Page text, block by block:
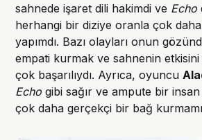
sahnede işaret dili hakimdi ve Echo
herhangi bir diziye oranla çok
yapımdı. Bazı olayları onun
empati kurmak ve sahnenin etkisini
çok başarılıydı. Ayrıca, oyuncu
Echo gibi sağır ve ampute bir
çok daha gerçekçi bir bağ